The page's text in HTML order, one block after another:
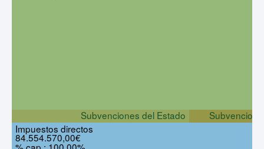
Impuestos directos
84.554.570,00€
Subvenciones del Estado